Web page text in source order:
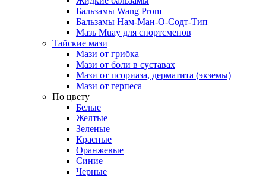
Бальзамы Wang Prom
Бальзамы Нам-Ман-О-Содт-Тип
Мазь Muay для спортсменов
Тайские мази
Мази от грибка
Мази от боли в суставах
Мази от псориаза, дерматита (экземы)
Мази от герпеса
По цвету
Белые
Желтые
Зеленые
Красные
Оранжевые
Синие
Черные